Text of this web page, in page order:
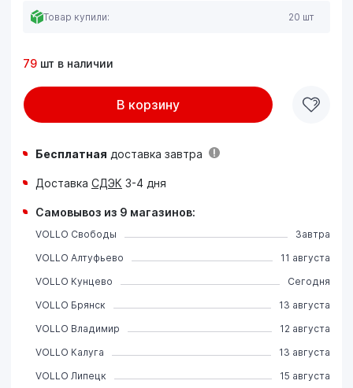
Товар купили: 20 шт
79 шт в наличии
В корзину
Бесплатная доставка завтра
Доставка СДЭК 3-4 дня
Самовывоз из 9 магазинов:
VOLLO Свободы
Завтра
VOLLO Алтуфьево
11 августа
VOLLO Кунцево
Сегодня
VOLLO Брянск
13 августа
VOLLO Владимир
12 августа
VOLLO Калуга
13 августа
VOLLO Липецк
15 августа